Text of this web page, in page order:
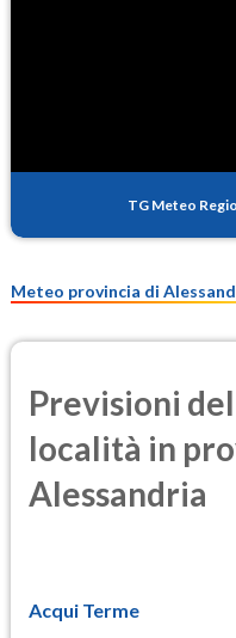
TG Meteo
Meteo provincia di
Previsioni
località in
Alessandria
Acqui Terme